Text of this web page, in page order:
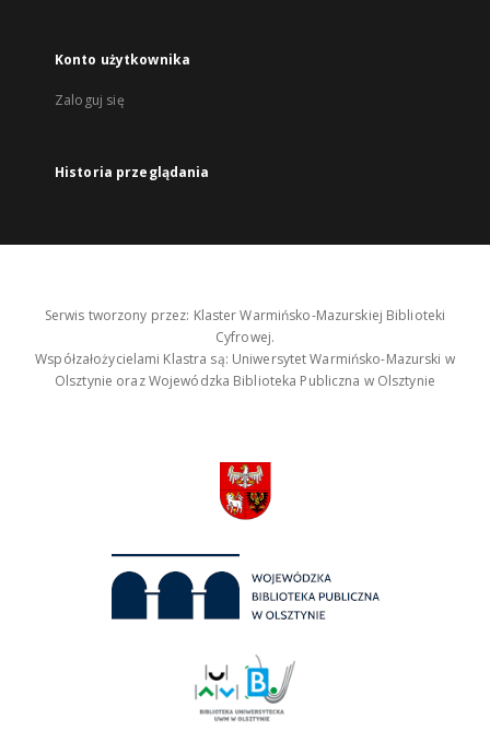
Konto użytkownika
Zaloguj się
Historia przeglądania
Serwis tworzony przez: Klaster Warmińsko-Mazurskiej Biblioteki
Cyfrowej.
Współzałożycielami Klastra są: Uniwersytet Warmińsko-Mazurski w
Olsztynie oraz Wojewódzka Biblioteka Publiczna w Olsztynie